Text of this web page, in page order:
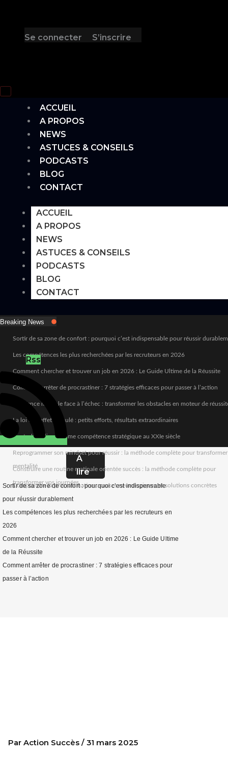
Se connecter S’inscrire
Hamburger Toggle Menu
ACCUEIL
A PROPOS
NEWS
ASTUCES & CONSEILS
PODCASTS
BLOG
CONTACT
ACCUEIL
A PROPOS
NEWS
ASTUCES & CONSEILS
PODCASTS
BLOG
CONTACT
Breaking News
Sortir de sa zone de confort : pourquoi c’est indispensable pour réussir
Les compétences les plus recherchées par les recruteurs en 2026
Comment chercher et trouver un job en 2026 : Le Guide Ultime de la Réussite
Comment arrêter de procrastiner : 7 stratégies efficaces pour passer à l’action
Résilience mentale face à l’échec : transformer les obstacles en moteur de
La loi de l’effet cumulé : petits efforts, résultats extraordinaires
L’autodiscipline comme compétence stratégique au XXIe siècle
Reprogrammer son mindset pour réussir : la méthode complète pour transformer sa
mentalité
Construire une routine matinale orientée succès : la méthode complète pour
transformer vos journées
Comprendre la procrastination : causes neurologiques et solutions concrètes
Rss
A
lire
Sortir de sa zone de confort : pourquoi c’est indispensable
pour réussir durablement
Les compétences les plus recherchées par les recruteurs en
2026
Comment chercher et trouver un job en 2026 : Le Guide Ultime
de la Réussite
Comment arrêter de procrastiner : 7 stratégies efficaces pour
passer à l’action
Par Action Succès / 31 mars 2025